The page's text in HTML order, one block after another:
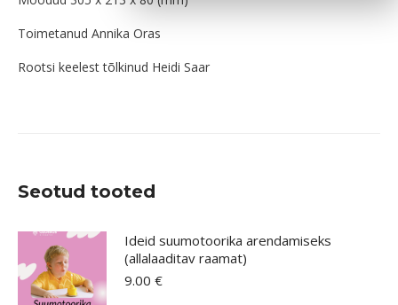
Toimetanud Annika Oras
Rootsi keelest tõlkinud Heidi Saar
Seotud tooted
Ideid suumotoorika arendamiseks
(allalaaditav raamat)
9.00 €